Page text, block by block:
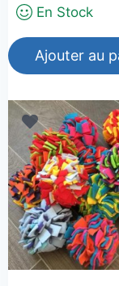
En Stock
Ajouter au